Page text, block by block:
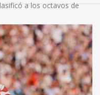
a los octavos de